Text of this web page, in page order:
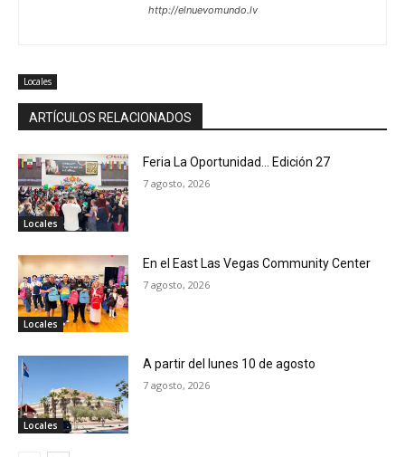
http://elnuevomundo.lv
Locales
ARTÍCULOS RELACIONADOS
Locales
Feria La Oportunidad… Edición 27
7 agosto, 2026
Locales
En el East Las Vegas Community Center
7 agosto, 2026
Locales
A partir del lunes 10 de agosto
7 agosto, 2026